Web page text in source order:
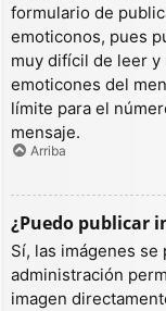
formulario de
emoticonos, pues
muy difícil de leer
emoticones del
límite para el
mensaje.
Arriba
¿Puedo publicar
Sí, las imágenes
administración
imagen